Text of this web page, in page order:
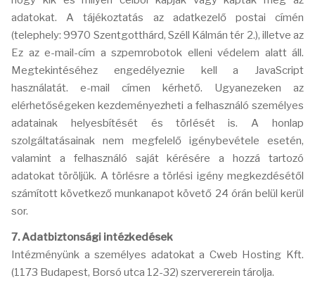
adatokat. A tájékoztatás az adatkezelő postai címén
(telephely: 9970 Szentgotthárd, Széll Kálmán tér 2.), illetve az
Ez az e-mail-cím a szpemrobotok elleni védelem alatt áll.
Megtekintéséhez engedélyeznie kell a JavaScript
használatát. e-mail címen kérhető. Ugyanezeken az
elérhetőségeken kezdeményezheti a felhasználó személyes
adatainak helyesbítését és törlését is. A honlap
szolgáltatásainak nem megfelelő igénybevétele esetén,
valamint a felhasználó saját kérésére a hozzá tartozó
adatokat töröljük. A törlésre a törlési igény megkezdésétől
számított következő munkanapot követő 24 órán belül kerül
sor.
7. Adatbiztonsági intézkedések
Intézményünk a személyes adatokat a Cweb Hosting Kft.
(1173 Budapest, Borsó utca 12-32) szervererein tárolja.